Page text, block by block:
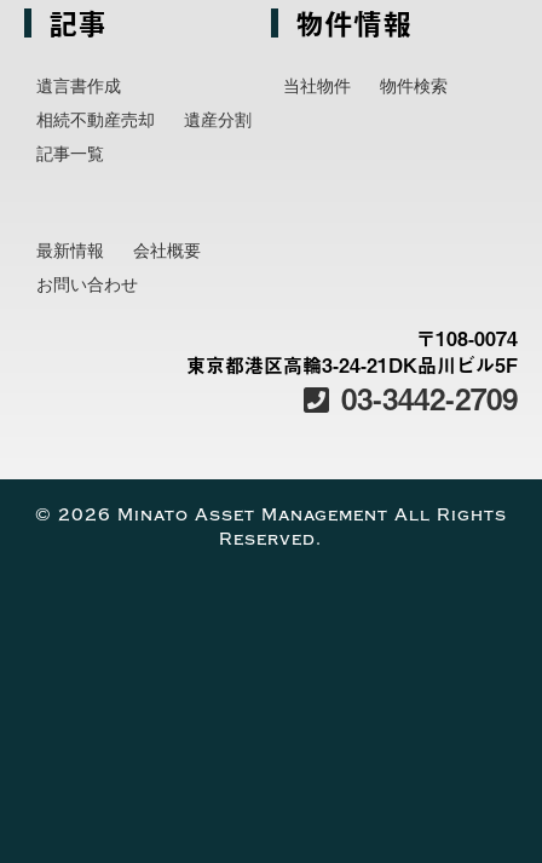
記事
遺言書作成
相続不動産売却
遺産分割
記事一覧
物件情報
当社物件 物件検索
最新情報
会社概要
お問い合わせ
〒108-0074
東京都港区高輪3-24-21DK品川ビル5F
03-3442-2709
© 2026 Minato Asset Management All Rights
Reserved.